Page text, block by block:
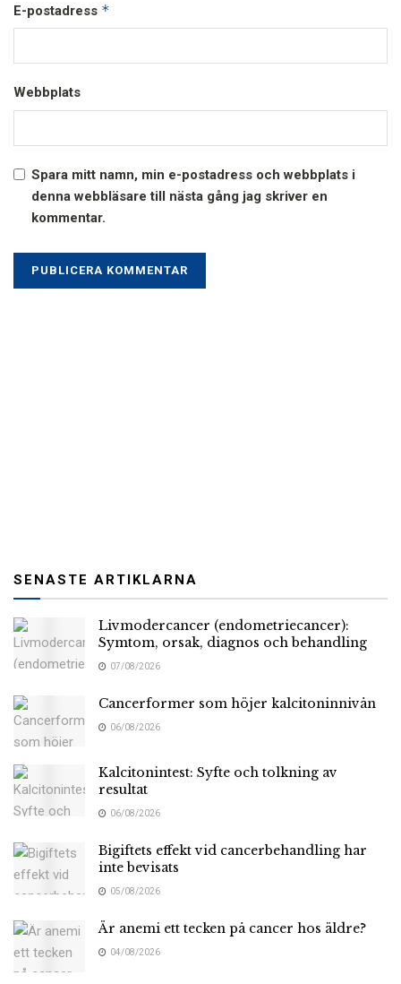
E-postadress *
Webbplats
Spara mitt namn, min e-postadress och webbplats i
denna webbläsare till nästa gång jag skriver en
kommentar.
SENASTE ARTIKLARNA
Livmodercancer (endometriecancer):
Symtom, orsak, diagnos och behandling
07/08/2026
Cancerformer som höjer kalcitoninnivån
06/08/2026
Kalcitonintest: Syfte och tolkning av
resultat
06/08/2026
Bigiftets effekt vid cancerbehandling har
inte bevisats
05/08/2026
Är anemi ett tecken på cancer hos äldre?
04/08/2026